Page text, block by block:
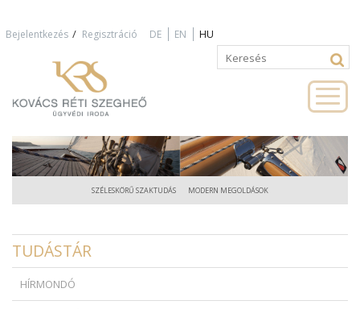
Bejelentkezés / Regisztráció DE EN HU
Keresés
Keresés
SZÉLESKÖRŰ SZAKTUDÁS MODERN MEGOLDÁSOK
TUDÁSTÁR
HÍRMONDÓ